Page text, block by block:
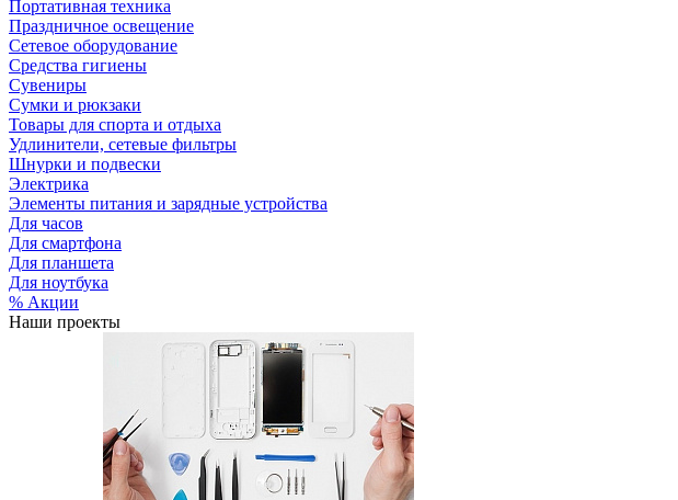
Портативная техника
Праздничное освещение
Сетевое оборудование
Средства гигиены
Сувениры
Сумки и рюкзаки
Товары для спорта и отдыха
Удлинители, сетевые фильтры
Шнурки и подвески
Электрика
Элементы питания и зарядные устройства
Для часов
Для смартфона
Для планшета
Для ноутбука
% Акции
Наши проекты